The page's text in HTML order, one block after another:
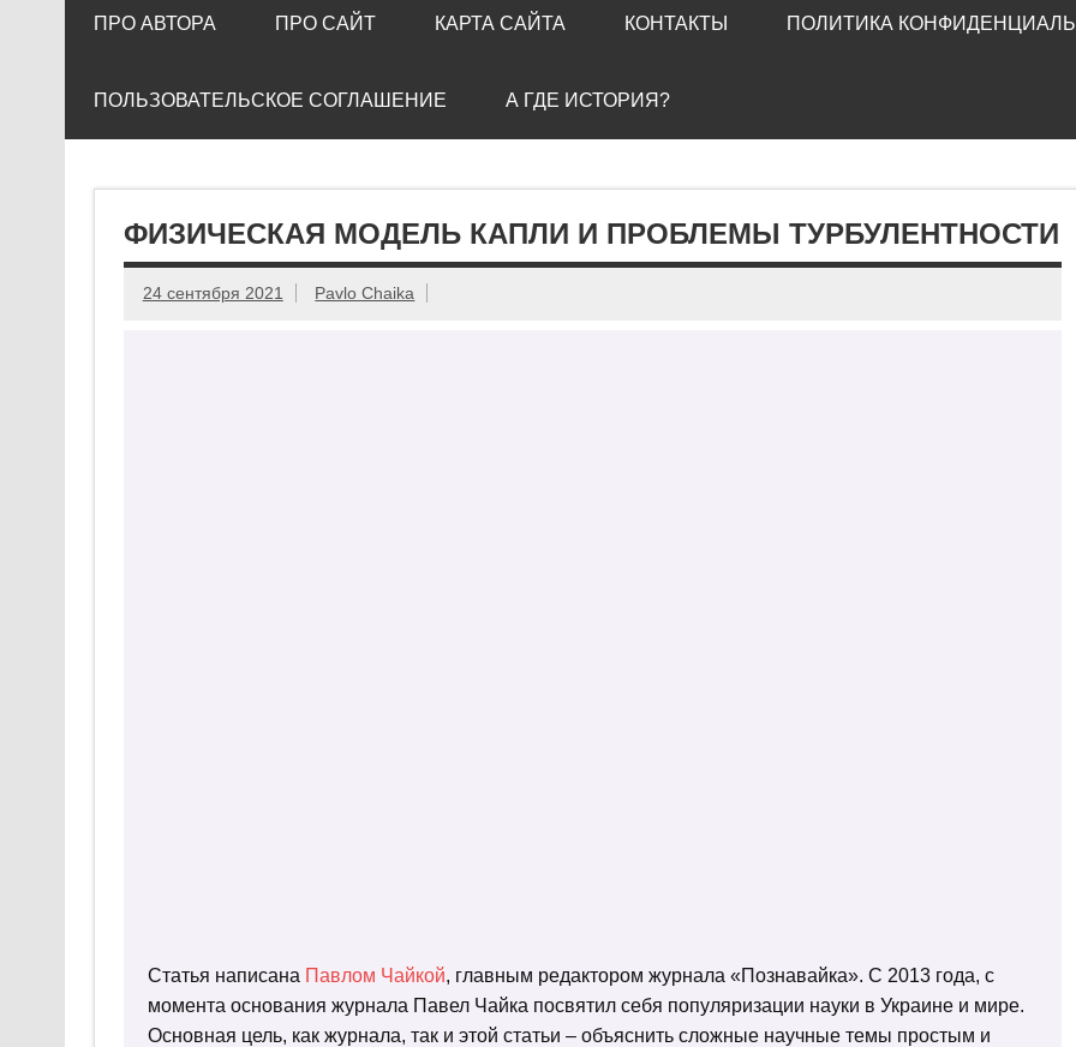
ПРО АВТОРА ПРО САЙТ КАРТА САЙТА КОНТАКТЫ ПОЛИТИКА
ПОЛЬЗОВАТЕЛЬСКОЕ СОГЛАШЕНИЕ А ГДЕ ИСТОРИЯ?
ФИЗИЧЕСКАЯ МОДЕЛЬ КАПЛИ И ПРОБЛЕМЫ ТУРБУЛЕНТНОСТИ
24 сентября 2021 Pavlo Chaika
Статья написана Павлом Чайкой, главным редактором журнала «Познавайка». С 2013 года, с
момента основания журнала Павел Чайка посвятил себя популяризации науки в Украине и мире.
Основная цель, как журнала, так и этой статьи – объяснить сложные научные темы простым и